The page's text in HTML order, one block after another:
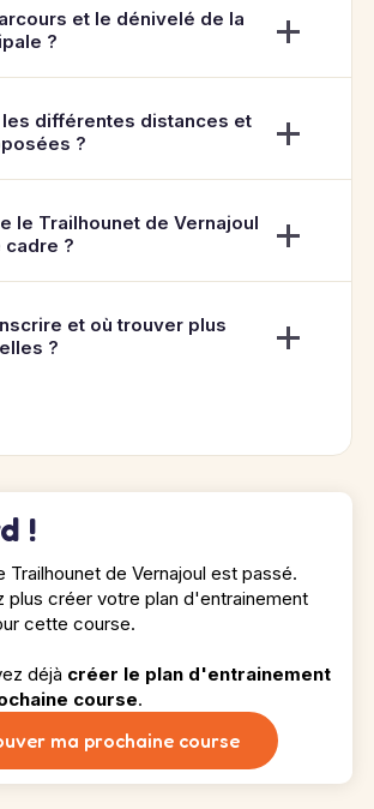
et le dénivelé de la
?
différentes distances et
?
le Trailhounet de Vernajoul
cadre ?
et où trouver plus
?
!
Trailhounet de Vernajoul est passé.
plus créer votre plan d'entrainement
cette course.
déjà créer le plan d'entrainement
course.
ma prochaine course